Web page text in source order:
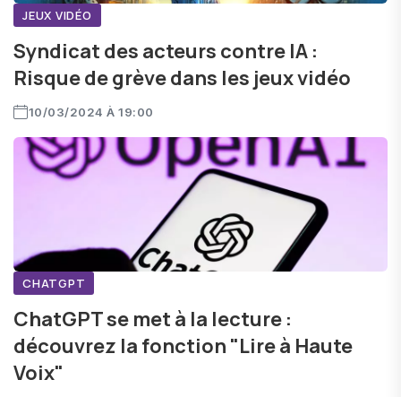
JEUX VIDÉO
Syndicat des acteurs contre IA :
Risque de grève dans les jeux vidéo
10/03/2024 À 19:00
CHATGPT
ChatGPT se met à la lecture :
découvrez la fonction "Lire à Haute
Voix"